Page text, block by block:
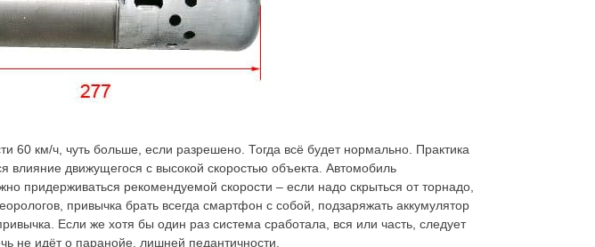
60 км/ч, чуть больше, если разрешено. Тогда всё будет нормально. Практика
влияние движущегося с высокой скоростью объекта. Автомобиль
придерживаться рекомендуемой скорости – если надо скрыться от торнадо,
привычка брать всегда смартфон с собой, подзаряжать аккумулятор
Если же хотя бы один раз система сработала, вся или часть, следует
не идёт о паранойе, лишней педантичности.